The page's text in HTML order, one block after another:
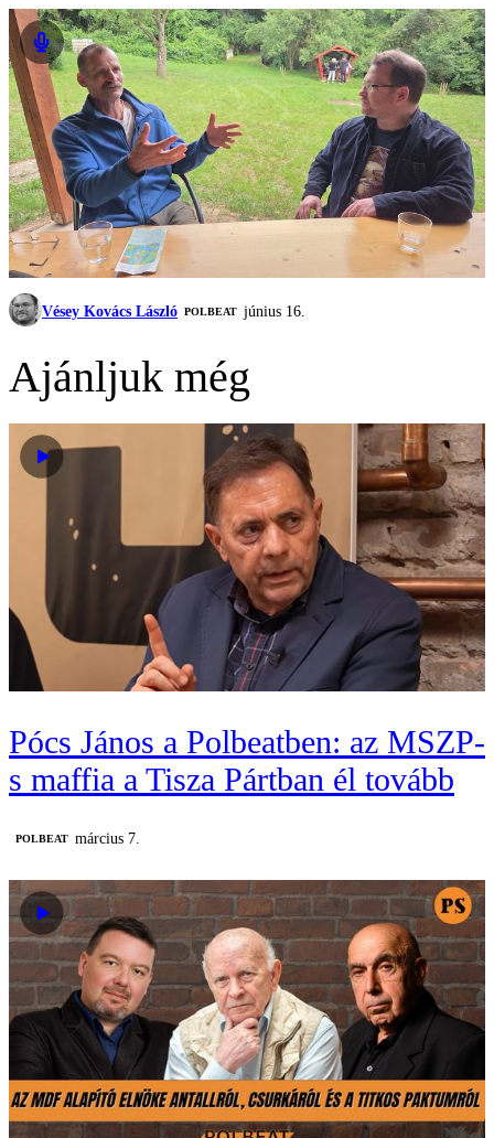
Vésey Kovács László ‎POLBEAT június 16.
Ajánljuk még
Pócs János a Polbeatben: az MSZP-
s maffia a Tisza Pártban él tovább
‎POLBEAT március 7.